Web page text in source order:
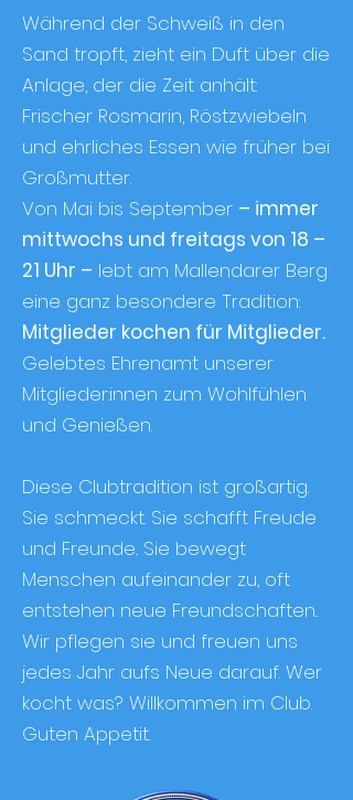
Während der Schweiß in den
Sand tropft, zieht ein Duft über die
Anlage, der die Zeit anhält:
Frischer Rosmarin, Röstzwiebeln
und ehrliches Essen wie früher bei
Großmutter.
Von Mai bis September – immer
mittwochs und freitags von 18 –
21 Uhr – lebt am Mallendarer Berg
eine ganz besondere Tradition:
Mitglieder kochen für Mitglieder.
Gelebtes Ehrenamt unserer
Mitglieder:innen zum Wohlfühlen
und Genießen.
Diese Clubtradition ist großartig.
Sie schmeckt. Sie schafft Freude
und Freunde.. Sie bewegt
Menschen aufeinander zu, oft
entstehen neue Freundschaften..
Wir pflegen sie und freuen uns
jedes Jahr aufs Neue darauf. Wer
kocht was? Willkommen im Club.
Guten Appetit.